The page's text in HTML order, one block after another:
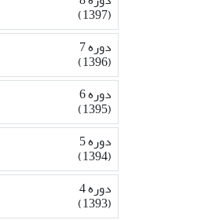
(1397)
دوره 7
(1396)
دوره 6
(1395)
دوره 5
(1394)
دوره 4
(1393)